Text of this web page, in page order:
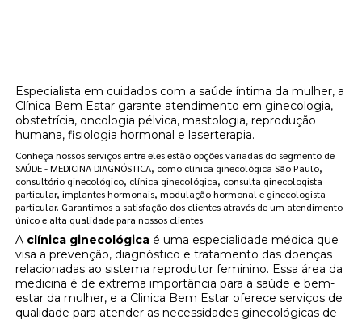
Especialista em cuidados com a saúde íntima da mulher, a
Clínica Bem Estar garante atendimento em ginecologia,
obstetrícia, oncologia pélvica, mastologia, reprodução
humana, fisiologia hormonal e laserterapia.
Conheça nossos serviços entre eles estão opções variadas do segmento de
SAÚDE - MEDICINA DIAGNÓSTICA, como clínica ginecológica São Paulo,
consultório ginecológico, clínica ginecológica, consulta ginecologista
particular, implantes hormonais, modulação hormonal e ginecologista
particular. Garantimos a satisfação dos clientes através de um atendimento
único e alta qualidade para nossos clientes.
A clínica ginecológica é uma especialidade médica que
visa a prevenção, diagnóstico e tratamento das doenças
relacionadas ao sistema reprodutor feminino. Essa área da
medicina é de extrema importância para a saúde e bem-
estar da mulher, e a Clinica Bem Estar oferece serviços de
qualidade para atender as necessidades ginecológicas de